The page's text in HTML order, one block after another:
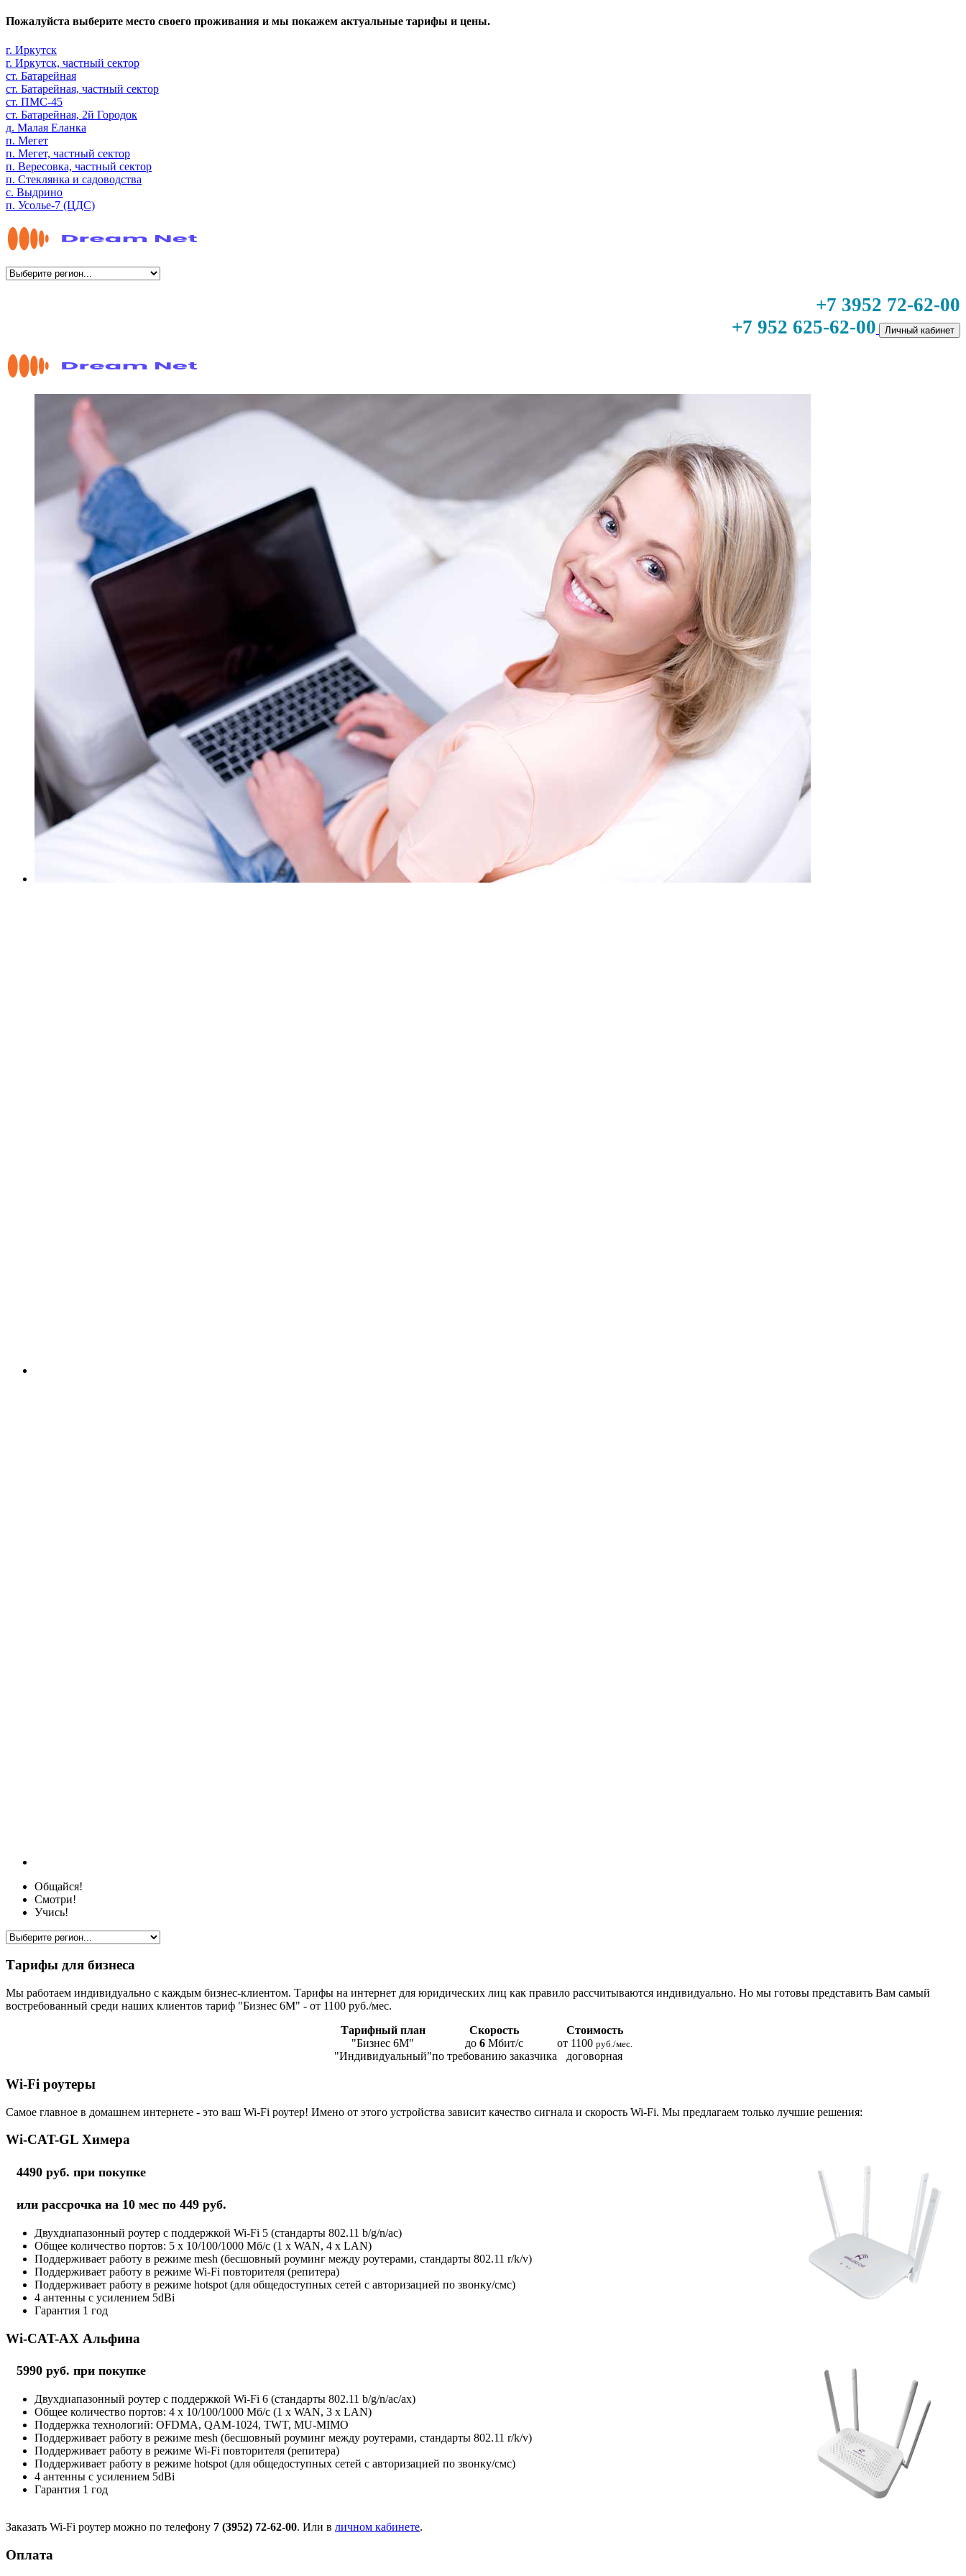
Пожалуйста выберите место своего проживания и мы покажем актуальные тарифы и цены.
г. Иркутск
г. Иркутск, частный сектор
ст. Батарейная
ст. Батарейная, частный сектор
ст. ПМС-45
ст. Батарейная, 2й Городок
д. Малая Еланка
п. Мегет
п. Мегет, частный сектор
п. Вересовка, частный сектор
п. Стеклянка и садоводства
с. Выдрино
п. Усолье-7 (ЦДС)
+7 3952 72-62-00
+7 952 625-62-00
Личный кабинет
Общайся!
Смотри!
Учись!
Тарифы для бизнеса
Мы работаем индивидуально с каждым бизнес-клиентом. Тарифы на интернет для юридических лиц как правило рассчитываются индивидуально. Но мы готовы представить Вам самый
востребованный среди наших клиентов тариф "Бизнес 6М" - от 1100 руб./мес.
Тарифный план
Скорость
Стоимость
"Бизнес 6М"
до 6 Мбит/с от 1100 руб./мес.
"Индивидуальный"по требованию заказчика договорная
Wi-Fi роутеры
Самое главное в домашнем интернете - это ваш Wi-Fi роутер! Имено от этого устройства зависит качество сигнала и скорость Wi-Fi. Мы предлагаем только лучшие решения:
Wi-CAT-GL Химера
4490 руб. при покупке
или рассрочка на 10 мес по 449 руб.
Двухдиапазонный роутер с поддержкой Wi-Fi 5 (стандарты 802.11 b/g/n/ac)
Общее количество портов: 5 х 10/100/1000 Мб/с (1 x WAN, 4 x LAN)
Поддерживает работу в режиме mesh (бесшовный роуминг между роутерами, стандарты 802.11 r/k/v)
Поддерживает работу в режиме Wi-Fi повторителя (репитера)
Поддерживает работу в режиме hotspot (для общедоступных сетей с авторизацией по звонку/смс)
4 антенны с усилением 5dBi
Гарантия 1 год
Wi-CAT-AX Альфина
5990 руб. при покупке
Двухдиапазонный роутер с поддержкой Wi-Fi 6 (стандарты 802.11 b/g/n/ac/ax)
Общее количество портов: 4 х 10/100/1000 Мб/с (1 x WAN, 3 x LAN)
Поддержка технологий: OFDMA, QAM-1024, TWT, MU-MIMO
Поддерживает работу в режиме mesh (бесшовный роуминг между роутерами, стандарты 802.11 r/k/v)
Поддерживает работу в режиме Wi-Fi повторителя (репитера)
Поддерживает работу в режиме hotspot (для общедоступных сетей с авторизацией по звонку/смс)
4 антенны с усилением 5dBi
Гарантия 1 год
Заказать Wi-Fi роутер можно по телефону 7 (3952) 72-62-00. Или в личном кабинете.
Оплата